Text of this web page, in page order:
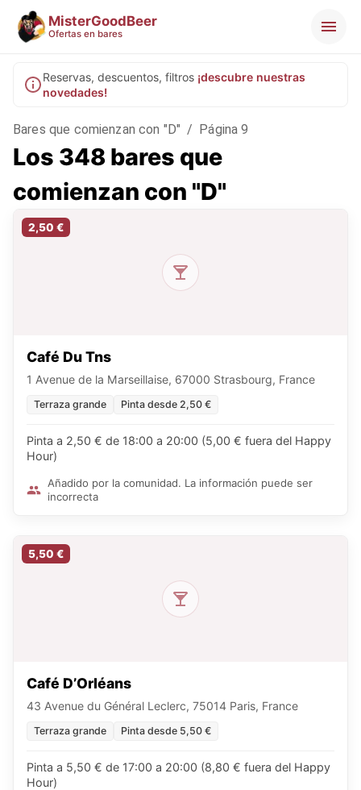
MisterGoodBeer
Ofertas en bares
Reservas, descuentos, filtros ¡descubre nuestras
novedades!
Bares que comienzan con "D" / Página 9
Los 348 bares que
comienzan con "D"
2,50 €
Café Du Tns
1 Avenue de la Marseillaise, 67000 Strasbourg, France
Terraza grande Pinta desde 2,50 €
Pinta a 2,50 € de 18:00 a 20:00 (5,00 € fuera del Happy
Hour)
Añadido por la comunidad. La información puede ser
incorrecta
5,50 €
Café D’Orléans
43 Avenue du Général Leclerc, 75014 Paris, France
Terraza grande Pinta desde 5,50 €
Pinta a 5,50 € de 17:00 a 20:00 (8,80 € fuera del Happy
Hour)